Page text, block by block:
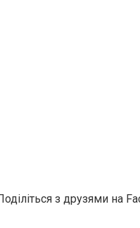
з друзями на